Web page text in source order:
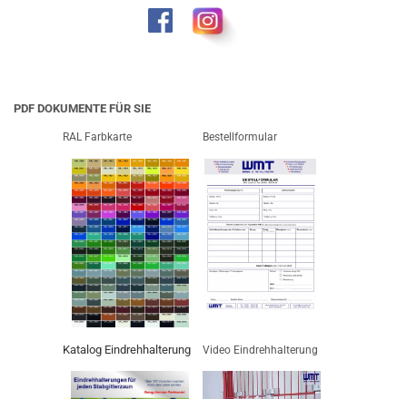
PDF DOKUMENTE FÜR SIE
RAL Farbkarte Bestellformular
Katalog Eindrehhalterung Video Eindrehhalterung